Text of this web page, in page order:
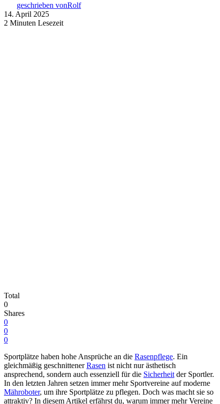
geschrieben vonRolf
14. April 2025
2 Minuten Lesezeit
Total
0
Shares
0
0
0
Sportplätze haben hohe Ansprüche an die Rasenpflege. Ein
gleichmäßig geschnittenerRasen ist nicht nur ästhetisch
ansprechend, sondern auch essenziell für die Sicherheit der Sportler.
In den letzten Jahren setzen immer mehr Sportvereine auf moderne
Mähroboter, um ihre Sportplätze zu pflegen. Doch was macht sie so
attraktiv? In diesem Artikel erfährst du, warum immer mehr Vereine